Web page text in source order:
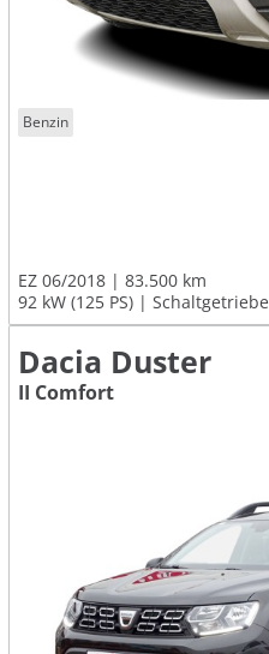
Benzin
EZ 06/2018
83.500 km
92 kW (125 PS)
Schaltgetriebe
Dacia Duster
II Comfort